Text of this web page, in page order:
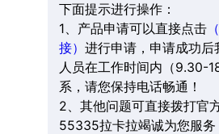
下面提示进行操作：
1、产品申请可以直接点击
接） 进行申请，申请成功后
人员在工作时间内（9.30-
系，请您保持电话畅通！
2、其他问题可直接拨打官
55335拉卡拉竭诚为您服务